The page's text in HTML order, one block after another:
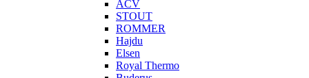
ACV
STOUT
ROMMER
Hajdu
Elsen
Royal Thermo